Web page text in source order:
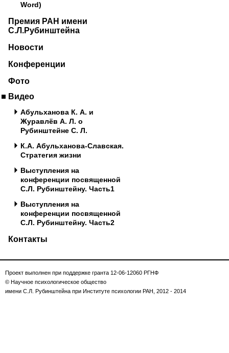
Word)
Премия РАН имени
С.Л.Рубинштейна
Новости
Конференции
Фото
Видео
Абульханова К. А. и
Журавлёв А. Л. о
Рубинштейне С. Л.
К.А. Абульханова-Славская.
Стратегия жизни
Выступления на
конференции посвященной
С.Л. Рубинштейну. Часть1
Выступления на
конференции посвященной
С.Л. Рубинштейну. Часть2
Контакты
Проект выполнен при поддержке гранта 12-06-12060 РГНФ
© Научное психологическое общество
имени С.Л. Рубинштейна при Институте психологии РАН, 2012 - 2014